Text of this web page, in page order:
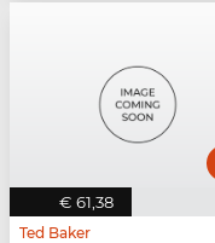
€ 61,38
Ted Baker